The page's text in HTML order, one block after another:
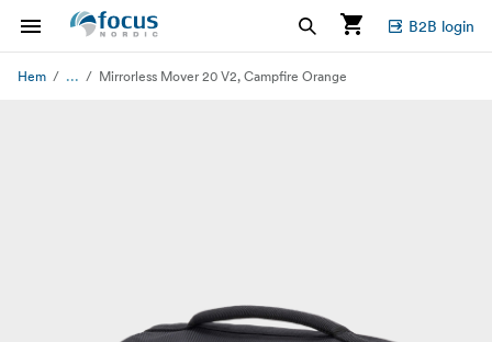
B2B login
Hem ... Mirrorless Mover 20 V2, Campfire Orange